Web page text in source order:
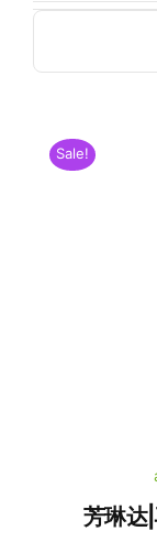
Sale!
芳琳达